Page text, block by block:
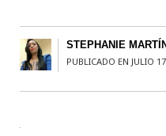
STEPHANIE
PUBLICADO EN JULIO